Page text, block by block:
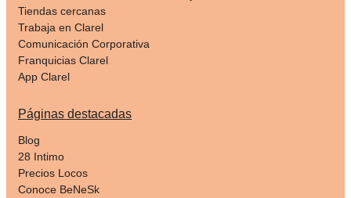
Tiendas cercanas
Trabaja en Clarel
Comunicación Corporativa
Franquicias Clarel
App Clarel
Páginas destacadas
Blog
28 Intimo
Precios Locos
Conoce BeNeSk